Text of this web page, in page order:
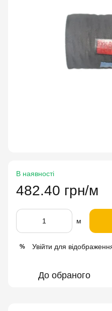
В наявності
482.40 грн/м
м
% Увійти для
До обраного